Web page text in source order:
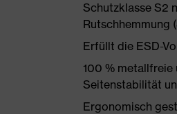
Schutzklasse S2
Rutschhemmung
Erfüllt die ESD-
100 %
Seitenstabilität
Ergonomisch